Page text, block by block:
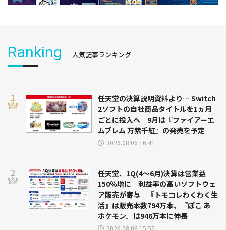
Ranking 人気記事ランキング
任天堂の決算説明資料より… Switch
2ソフトの自社商品タイトルを1ヵ月
ごとに投入へ 9月は『ファイアーエ
ムブレム 万紫千紅』の発売を予定
2026.08.06 16:41
任天堂、1Q(4～6月)決算は営業益
150％増に 利益率の高いソフトウェ
ア販売が寄与 『トモコレわくわく生
活』は販売本数794万本、『ぽこ あ
ポケモン』は946万本に伸長